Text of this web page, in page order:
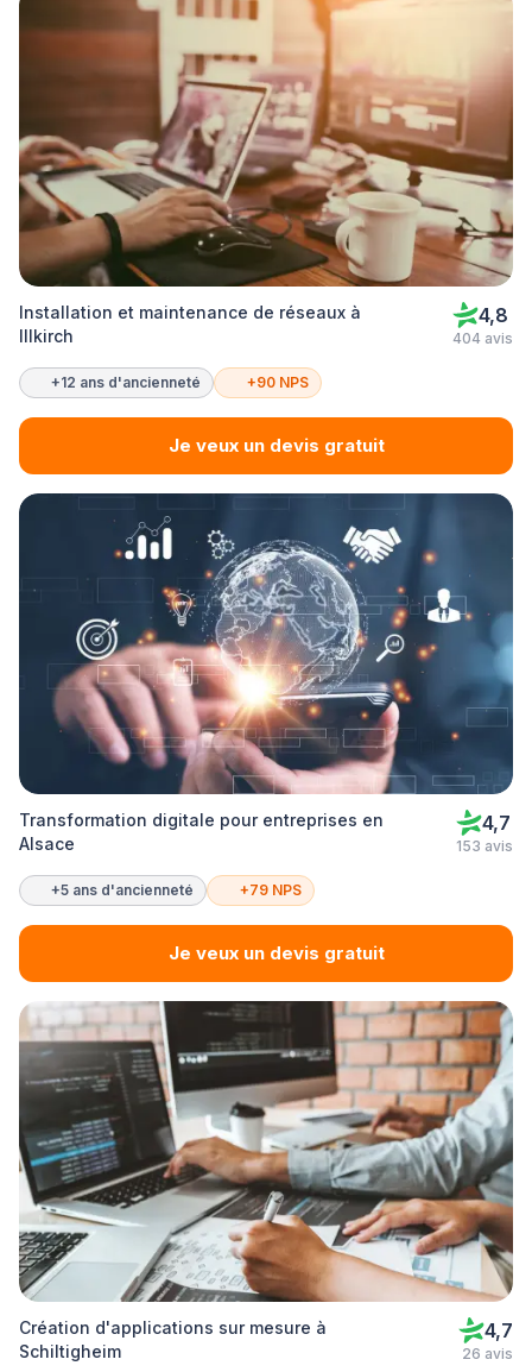
Installation et maintenance de réseaux à
Illkirch
4,8
404 avis
+12 ans d'ancienneté +90 NPS
Je veux un devis gratuit
Transformation digitale pour entreprises en
Alsace
4,7
153 avis
+5 ans d'ancienneté +79 NPS
Je veux un devis gratuit
Création d'applications sur mesure à
Schiltigheim
4,7
26 avis